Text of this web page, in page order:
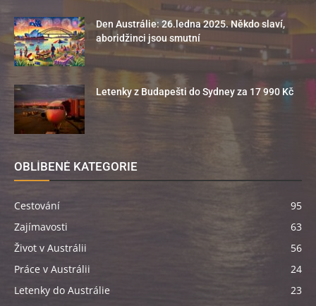
Den Austrálie: 26.ledna 2025. Někdo slaví,
aboridžinci jsou smutní
Letenky z Budapešti do Sydney za 17 990 Kč
OBLÍBENÉ KATEGORIE
Cestování
95
Zajímavosti
63
Život v Austrálii
56
Práce v Austrálii
24
Letenky do Austrálie
23